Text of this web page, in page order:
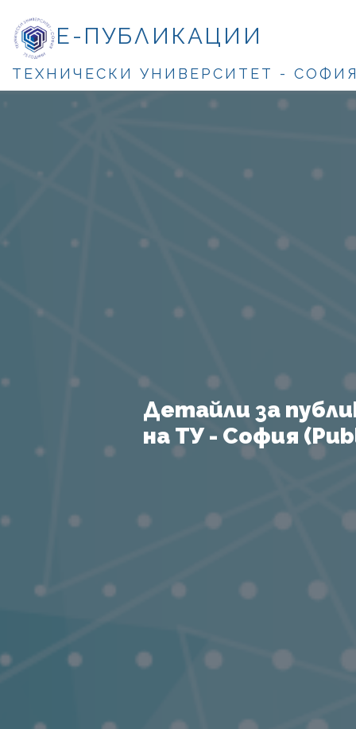
Е-ПУБЛИКАЦИИ
ТЕХНИЧЕСКИ УНИВЕРСИТЕТ -
Детайли за
на ТУ - София